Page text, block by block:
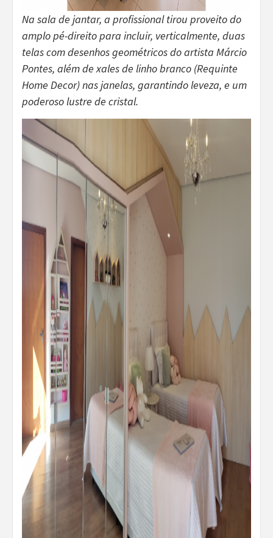
Na sala de jantar, a profissional tirou proveito do
amplo pé-direito para incluir, verticalmente, duas
telas com desenhos geométricos do artista Márcio
Pontes, além de xales de linho branco (Requinte
Home Decor) nas janelas, garantindo leveza, e um
poderoso lustre de cristal.